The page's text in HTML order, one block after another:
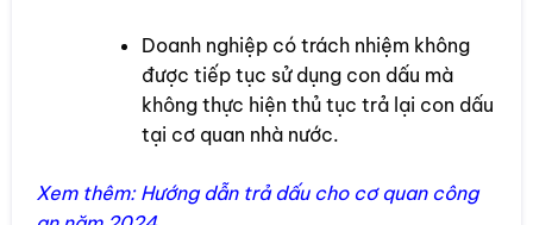
Doanh nghiệp có trách nhiệm không
được tiếp tục sử dụng con dấu mà
không thực hiện thủ tục trả lại con dấu
tại cơ quan nhà nước.
Xem thêm: Hướng dẫn trả dấu cho cơ quan công